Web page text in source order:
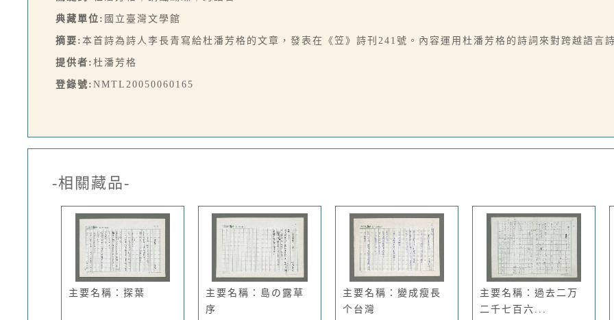
典藏單位: 國立臺灣文學館
摘要: 本首詩為詩人李長青寫給杜潘芳格的文章，發表在《笠》詩刊241號。內容運用杜潘芳格的詩詞來對跨越語言
提供者: 杜潘芳格
登錄號: NMTL20050060165
-相關藏品-
主要名稱：探葉
主要名稱：島の露草
序
主要名稱：變成瘦長
个台灣
主要名稱：過去二万
二千七百六...